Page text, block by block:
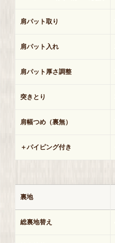
肩パット取り
肩パット入れ
肩パット厚さ調整
突きとり
肩幅つめ（裏無）
＋パイピング付き
裏地
総裏地替え